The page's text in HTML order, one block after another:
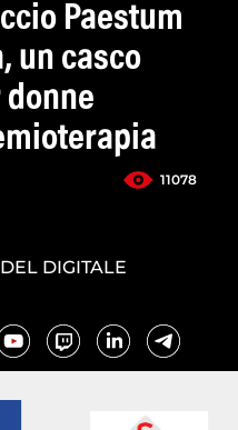
Paestum
un casco
11078
DIGITALE